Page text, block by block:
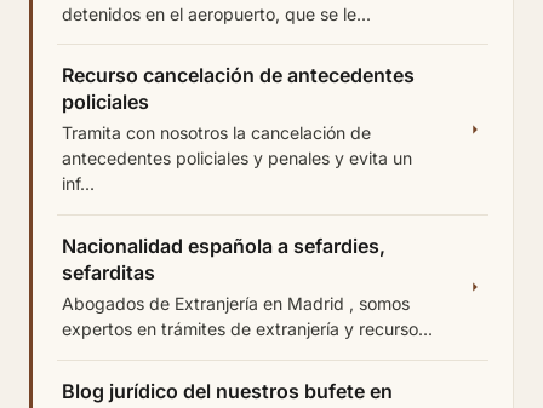
detenidos en el aeropuerto, que se le...
Recurso cancelación de antecedentes
policiales
Tramita con nosotros la cancelación de
antecedentes policiales y penales y evita un
inf...
Nacionalidad española a sefardies,
sefarditas
Abogados de Extranjería en Madrid , somos
expertos en trámites de extranjería y recurso...
Blog jurídico del nuestros bufete en